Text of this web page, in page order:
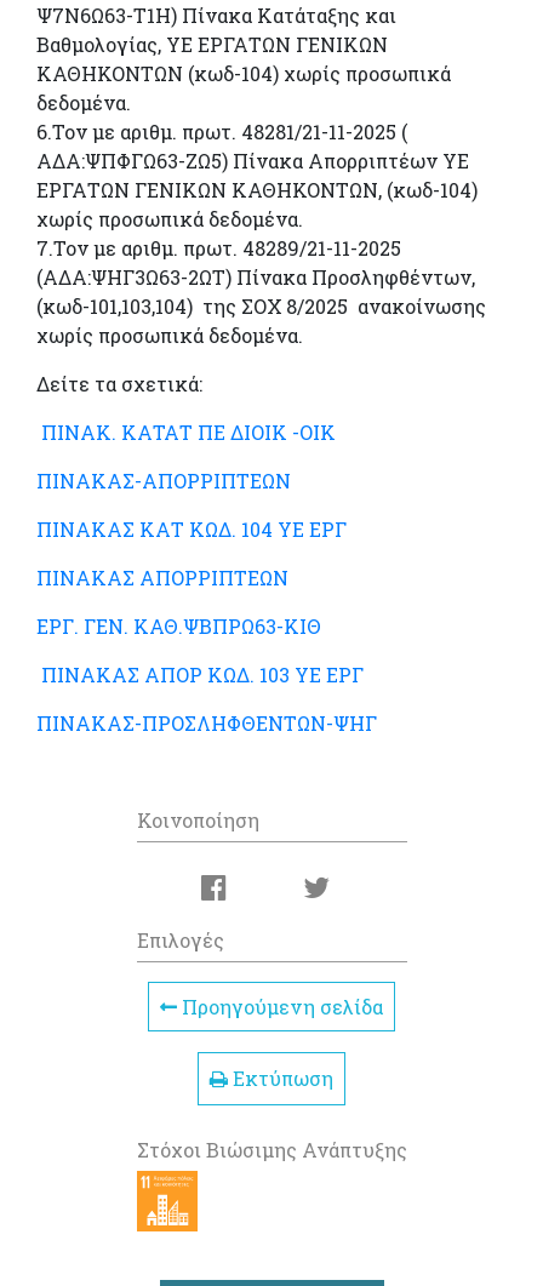
Ψ7Ν6Ω63-Τ1Η) Πίνακα Κατάταξης και
Βαθμολογίας, ΥΕ ΕΡΓΑΤΩΝ ΓΕΝΙΚΩΝ
ΚΑΘΗΚΟΝΤΩΝ (κωδ-104) χωρίς προσωπικά
δεδομένα.
6.Τον με αριθμ. πρωτ. 48281/21-11-2025 (
ΑΔΑ:ΨΠΦΓΩ63-ΖΩ5) Πίνακα Απορριπτέων ΥΕ
ΕΡΓΑΤΩΝ ΓΕΝΙΚΩΝ ΚΑΘΗΚΟΝΤΩΝ, (κωδ-104)
χωρίς προσωπικά δεδομένα.
7.Τον με αριθμ. πρωτ. 48289/21-11-2025
(ΑΔΑ:ΨΗΓ3Ω63-2ΩΤ) Πίνακα Προσληφθέντων,
(κωδ-101,103,104) της ΣΟΧ 8/2025 ανακοίνωσης
χωρίς προσωπικά δεδομένα.
Δείτε τα σχετικά:
ΠΙΝΑΚ. ΚΑΤΑΤ ΠΕ ΔΙΟΙΚ -ΟΙΚ
ΠΙΝΑΚΑΣ-ΑΠΟΡΡΙΠΤΕΩΝ
ΠΙΝΑΚΑΣ ΚΑΤ ΚΩΔ. 104 ΥΕ ΕΡΓ
ΠΙΝΑΚΑΣ ΑΠΟΡΡΙΠΤΕΩΝ
ΕΡΓ. ΓΕΝ. ΚΑΘ.ΨΒΠΡΩ63-ΚΙΘ
ΠΙΝΑΚΑΣ ΑΠΟΡ ΚΩΔ. 103 ΥΕ ΕΡΓ
ΠΙΝΑΚΑΣ-ΠΡΟΣΛΗΦΘΕΝΤΩΝ-ΨΗΓ
Κοινοποίηση
Επιλογές
Προηγούμενη σελίδα
Εκτύπωση
Στόχοι Βιώσιμης Ανάπτυξης